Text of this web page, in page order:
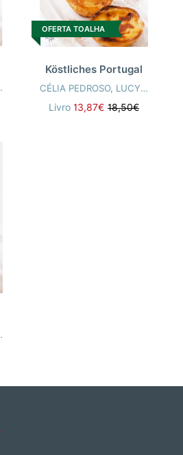
OFERTA TOALHA
Köstliches Portugal
CÉLIA PEDROSO, LUCY PEPPER
Livro 13,87€ 18,50€